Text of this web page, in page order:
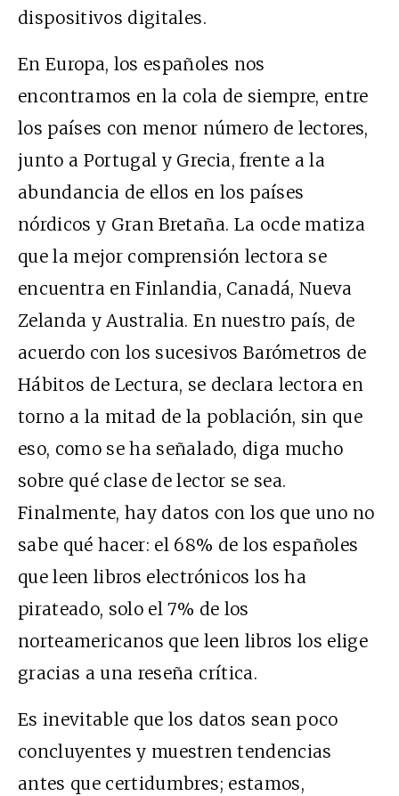
dispositivos digitales.
En Europa, los españoles nos
encontramos en la cola de siempre, entre
los países con menor número de lectores,
junto a Portugal y Grecia, frente a la
abundancia de ellos en los países
nórdicos y Gran Bretaña. La ocdematiza
que la mejor comprensión lectora se
encuentra en Finlandia, Canadá, Nueva
Zelanda y Australia. En nuestro país, de
acuerdo con los sucesivos Barómetros de
Hábitos de Lectura, se declara lectora en
torno a la mitad de la población, sin que
eso, como se ha señalado, diga mucho
sobre qué clase de lector se sea.
Finalmente, hay datos con los que uno no
sabe qué hacer: el 68% de los españoles
que leen libros electrónicos los ha
pirateado, solo el 7% de los
norteamericanos que leen libros los elige
gracias a una reseña crítica.
Es inevitable que los datos sean poco
concluyentes y muestren tendencias
antes que certidumbres; estamos,